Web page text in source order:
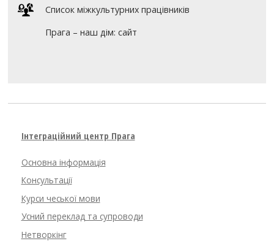
Список міжкультурних працівників
Прага – наш дім: сайт
Інтеграційний центр Прага
Основна інформація
Консультації
Курси чеської мови
Усний переклад та супроводи
Нетворкінг